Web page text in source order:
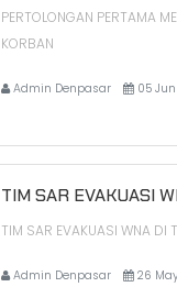
PERTOLONGAN PERTAMA
KORBAN
Admin Denpasar 05 Jun
TIM SAR EVAKUASI
TIM SAR EVAKUASI WNA DI
Admin Denpasar 26